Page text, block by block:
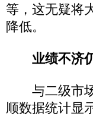
等，这无疑将
降低。
业绩不济
与二级市场
顺数据统计显